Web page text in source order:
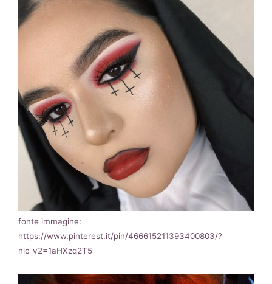
fonte immagine:
https://www.pinterest.it/pin/466615211393400803/?
nic_v2=1aHXzq2T5